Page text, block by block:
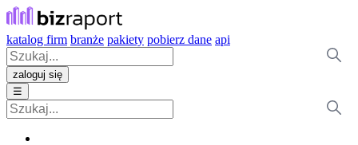
katalog firm branże pakiety pobierz dane api
zaloguj się
☰